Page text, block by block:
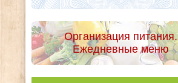
Организация питания.
Ежедневные меню